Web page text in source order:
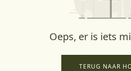
Oeps, er is iets
TERUG NAAR